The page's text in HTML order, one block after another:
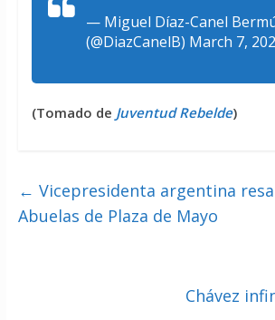
— Miguel Díaz-Canel
(@DiazCanelB) March 7,
(Tomado de Juventud Rebelde)
← Vicepresidenta argentina
Abuelas de Plaza de Mayo
Chávez